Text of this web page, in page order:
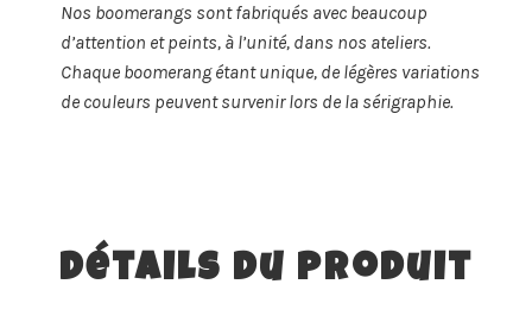
Nos boomerangs sont fabriqués avec beaucoup
d’attention et peints, à l’unité, dans nos ateliers.
Chaque boomerang étant unique, de légères variations
de couleurs peuvent survenir lors de la sérigraphie.
Détails du produit